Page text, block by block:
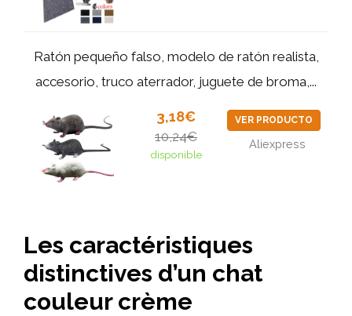
Ratón pequeño falso, modelo de ratón realista,
accesorio, truco aterrador, juguete de broma,...
3,18€
10,24€
disponible
VER PRODUCTO
Aliexpress
Les caractéristiques
distinctives d’un chat
couleur crème